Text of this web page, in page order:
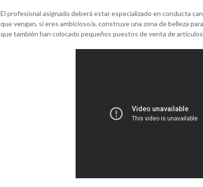
El profesional asignado deberá estar especializado en conducta
que vengan, si eres ambicioso/a, construye una zona de belleza
que también han colocado pequeños puestos de venta de artículos